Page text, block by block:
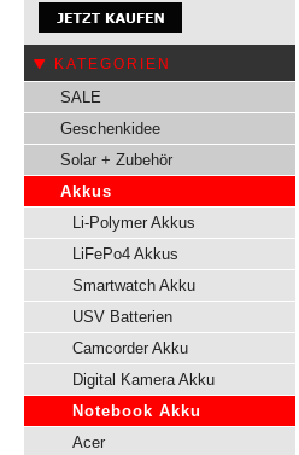
KATEGORIEN
SALE
Geschenkidee
Solar + Zubehör
Akkus
Li-Polymer Akkus
LiFePo4 Akkus
Smartwatch Akku
USV Batterien
Camcorder Akku
Digital Kamera Akku
Notebook Akku
Acer